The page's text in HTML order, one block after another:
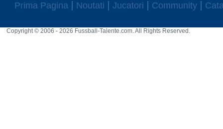
Prima Pagina Noutati Jucatori Community
Copyright © 2006 - 2026 Fussball-Talente.com. All Rights Reserved.